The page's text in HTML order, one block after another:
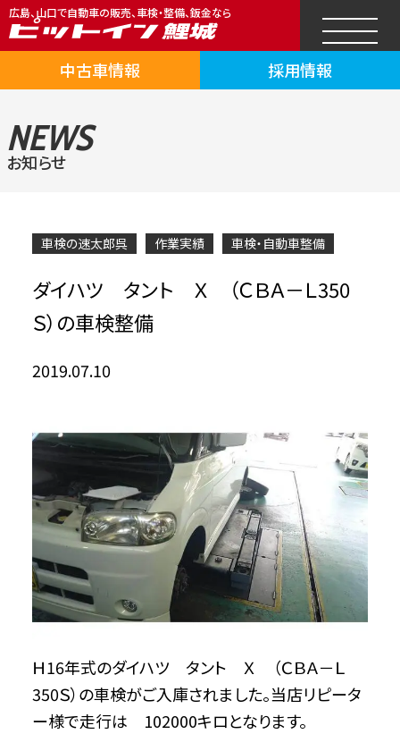
広島、山口で自動車の販売、車検・整備、鈑金なら
中古車情報 採用情報
NEWS
お知らせ
車検の速太郎呉 作業実績 車検・自動車整備
ダイハツ タント Ｘ （ＣＢＡ－Ｌ350
Ｓ）の車検整備
2019.07.10
Ｈ16年式のダイハツ タント Ｘ （ＣＢＡ－Ｌ
350Ｓ）の車検がご入庫されました。当店リピータ
ー様で走行は 102000キロとなります。